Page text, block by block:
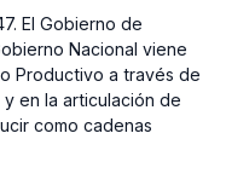
El Gobierno de
Nacional viene
Productivo a través de
en la articulación de
como cadenas